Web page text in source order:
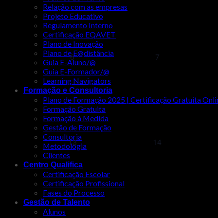
Relação com as empresas
Projeto Educativo
Regulamento Interno
Certificação EQAVET
Plano de Inovação
Plano de E@distância
Guia E-Aluno/@
Guia E-Formador/@
Learning Navigators
Formação e Consultoria
Plano de Formação 2025 | Certificação Gratuita
Formação Gratuita
Formação à Medida
Gestão de Formação
Consultoria
Metodologia
Clientes
Centro Qualifica
Certificação Escolar
Certificação Profissional
Fases do Processo
Gestão de Talento
Alunos
0
eventos,
6
0
7
0
eventos,
13
014